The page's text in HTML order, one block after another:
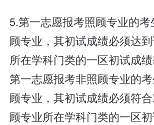
5.第一志愿报考照顾专业的考
顾专业，其初试成绩必须达
所在学科门类的一区初试成绩
第一志愿报考非照顾专业的
顾专业，其初试成绩必须符
顾专业所在学科门类的一区